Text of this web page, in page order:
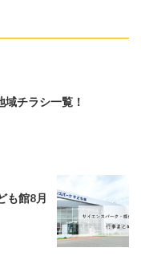
域チラシ一覧！
も館8月